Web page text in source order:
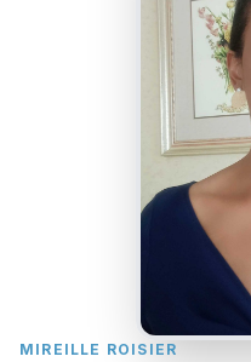
MIREILLE ROISIER